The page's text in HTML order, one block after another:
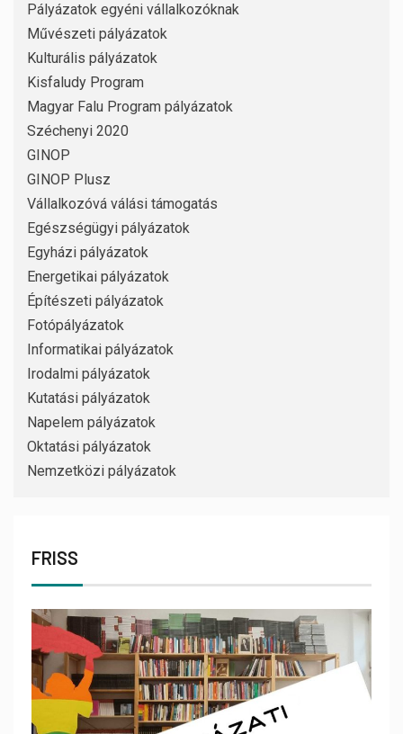
Pályázatok egyéni vállalkozóknak
Művészeti pályázatok
Kulturális pályázatok
Kisfaludy Program
Magyar Falu Program pályázatok
Széchenyi 2020
GINOP
GINOP Plusz
Vállalkozóvá válási támogatás
Egészségügyi pályázatok
Egyházi pályázatok
Energetikai pályázatok
Építészeti pályázatok
Fotópályázatok
Informatikai pályázatok
Irodalmi pályázatok
Kutatási pályázatok
Napelem pályázatok
Oktatási pályázatok
Nemzetközi pályázatok
FRISS